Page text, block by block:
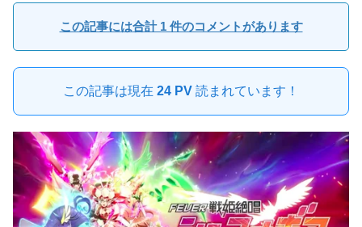
この記事には合計 1 件のコメントがあります
この記事は現在 24 PV 読まれています！